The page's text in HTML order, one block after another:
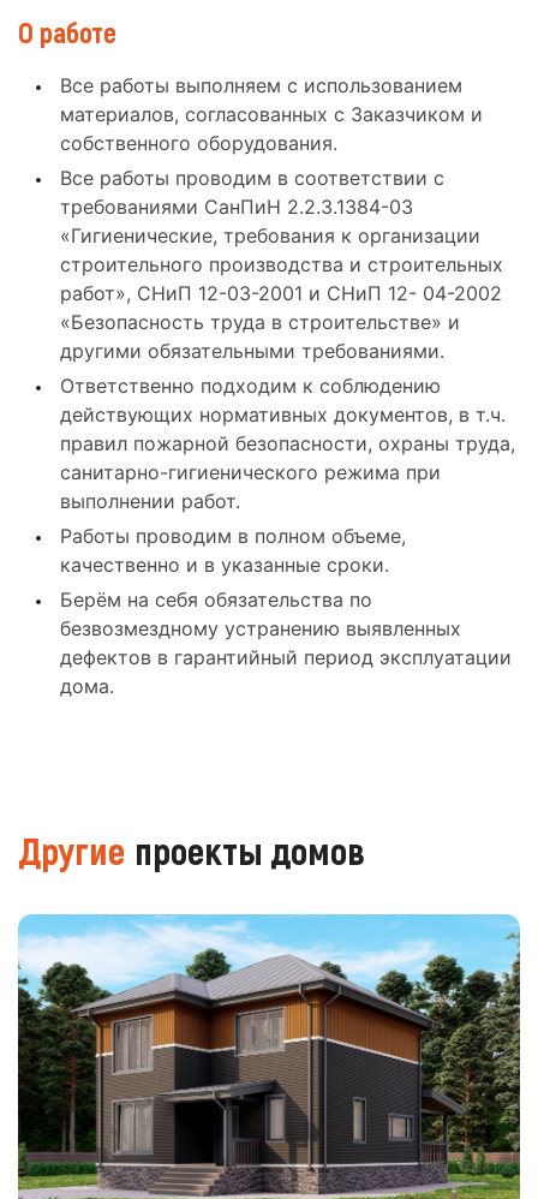
О работе
Все работы выполняем с использованием
материалов, согласованных с Заказчиком и
собственного оборудования.
Все работы проводим в соответствии с
требованиями СанПиН 2.2.3.1384-03
«Гигиенические, требования к организации
строительного производства и строительных
работ», СНиП 12-03-2001 и СНиП 12- 04-2002
«Безопасность труда в строительстве» и
другими обязательными требованиями.
Ответственно подходим к соблюдению
действующих нормативных документов, в т.ч.
правил пожарной безопасности, охраны труда,
санитарно-гигиенического режима при
выполнении работ.
Работы проводим в полном объеме,
качественно и в указанные сроки.
Берём на себя обязательства по
безвозмездному устранению выявленных
дефектов в гарантийный период эксплуатации
дома.
Другие проекты домов